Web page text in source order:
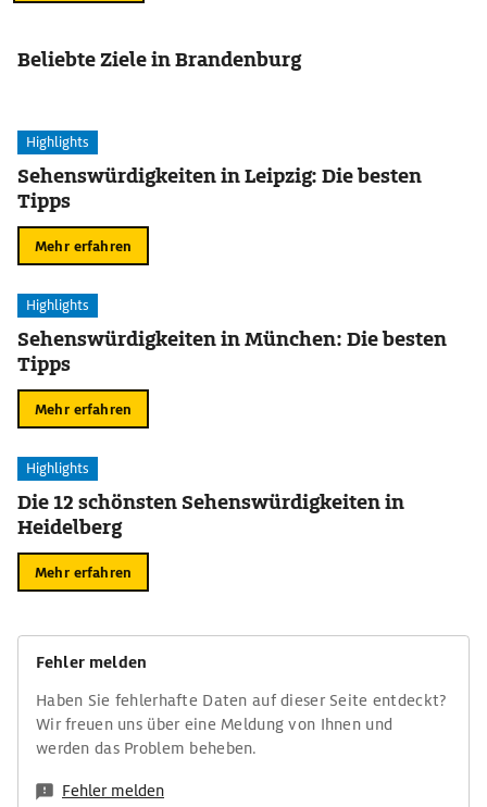
Beliebte Ziele in Brandenburg
Highlights
Sehenswürdigkeiten in Leipzig: Die besten
Tipps
Mehr erfahren
Highlights
Sehenswürdigkeiten in München: Die besten
Tipps
Mehr erfahren
Highlights
Die 12 schönsten Sehenswürdigkeiten in
Heidelberg
Mehr erfahren
Fehler melden
Haben Sie fehlerhafte Daten auf dieser Seite entdeckt?
Wir freuen uns über eine Meldung von Ihnen und
werden das Problem beheben.
Fehler melden